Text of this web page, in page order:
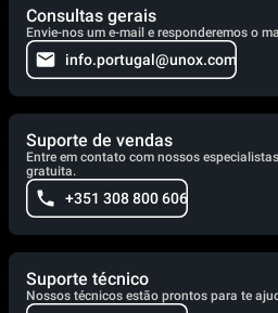
Consultas gerais
Envie-nos um e-mail e responderemos o
info.portugal@unox.com
Suporte de vendas
Entre em contato com nossos
gratuita.
+351 308 800 606
Suporte técnico
Nossos técnicos estão prontos para te